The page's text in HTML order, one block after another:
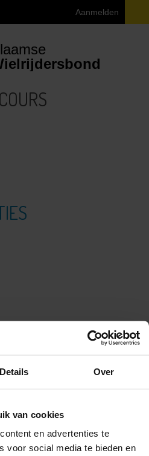
Details Over
van cookies
en advertenties te
voor social media te bieden en
Aanmelden